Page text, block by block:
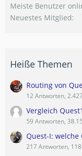
Meiste Benutzer
Neuestes Mitglied
Heiße Themen
Routing von
12 Antworten,
Vergleich
59 Antworten,
Quest-I: welche
217 Antworten,